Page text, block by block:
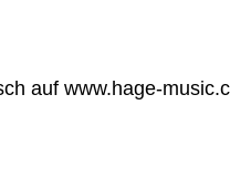
auf www.hage-